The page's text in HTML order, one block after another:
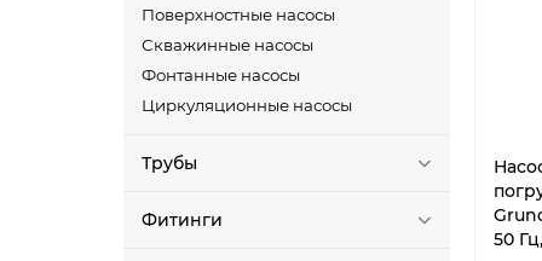
112
118 2
125 1
Поверхностные насосы
Скважинные насосы
Фонтанные насосы
Циркуляционные насосы
Трубы
Фитинги
50